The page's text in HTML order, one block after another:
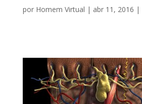
por Homem Virtual | abr 11, 2016 |